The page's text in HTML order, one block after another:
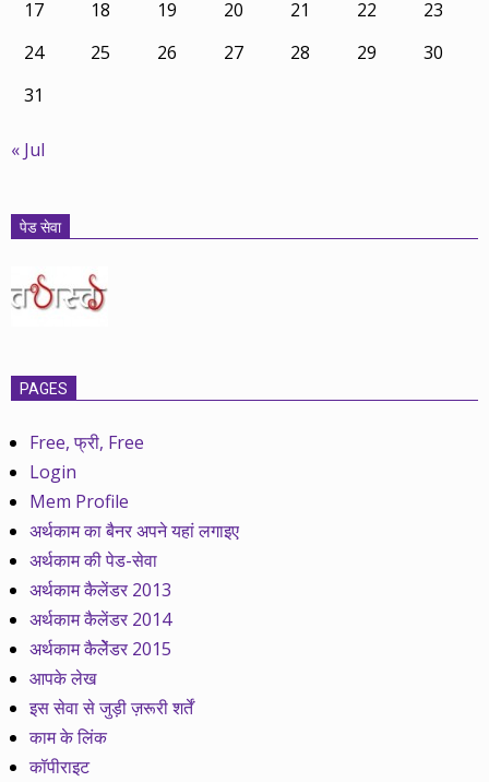
17
18 19 20 21 22
23
24
25 26 27 28 29
30
31
« Jul
पेड सेवा
PAGES
Free, फ्री, Free
Login
Mem Profile
अर्थकाम का बैनर अपने यहां लगाइए
अर्थकाम की पेड-सेवा
अर्थकाम कैलेंडर 2013
अर्थकाम कैलेंडर 2014
अर्थकाम कैलेेंडर 2015
आपके लेख
इस सेवा से जुड़ी ज़रूरी शर्तें
काम के लिंक
कॉपीराइट